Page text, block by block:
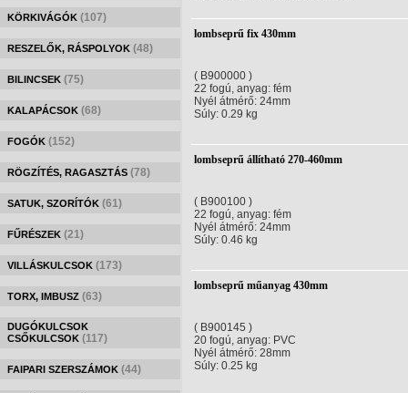
KÖRKIVÁGÓK (107)
RESZELŐK, RÁSPOLYOK (48)
BILINCSEK (75)
KALAPÁCSOK (68)
FOGÓK (152)
RÖGZÍTÉS, RAGASZTÁS (78)
SATUK, SZORÍTÓK (61)
FŰRÉSZEK (21)
VILLÁSKULCSOK (173)
TORX, IMBUSZ (63)
DUGÓKULCSOK
CSŐKULCSOK (117)
FAIPARI SZERSZÁMOK (44)
lombseprű fix 430mm
( B900000 )
22 fogú, anyag: fém
Nyél átmérő: 24mm
Súly: 0.29 kg
lombseprű állítható 270-460mm
( B900100 )
22 fogú, anyag: fém
Nyél átmérő: 24mm
Súly: 0.46 kg
lombseprű műanyag 430mm
( B900145 )
20 fogú, anyag: PVC
Nyél átmérő: 28mm
Súly: 0.25 kg